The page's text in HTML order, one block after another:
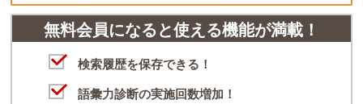
無料会員になると使える機能が満載！
検索履歴を保存できる！
語彙力診断の実施回数増加！